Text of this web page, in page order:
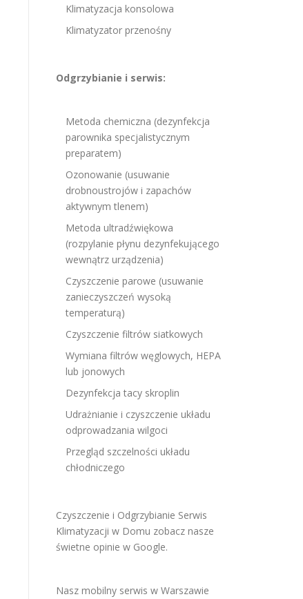
Klimatyzacja konsolowa
Klimatyzator przenośny
Odgrzybianie i serwis:
Metoda chemiczna (dezynfekcja
parownika specjalistycznym
preparatem)
Ozonowanie (usuwanie
drobnoustrojów i zapachów
aktywnym tlenem)
Metoda ultradźwiękowa
(rozpylanie płynu dezynfekującego
wewnątrz urządzenia)
Czyszczenie parowe (usuwanie
zanieczyszczeń wysoką
temperaturą)
Czyszczenie filtrów siatkowych
Wymiana filtrów węglowych, HEPA
lub jonowych
Dezynfekcja tacy skroplin
Udrażnianie i czyszczenie układu
odprowadzania wilgoci
Przegląd szczelności układu
chłodniczego
Czyszczenie i Odgrzybianie Serwis
Klimatyzacji w Domu zobacz nasze
świetne opinie w Google.
Nasz mobilny serwis w Warszawie